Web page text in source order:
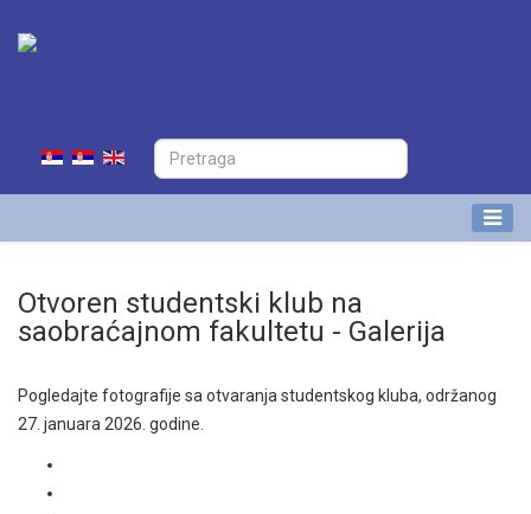
Otvoren studentski klub na
saobraćajnom fakultetu - Galerija
Pogledajte fotografije sa otvaranja studentskog kluba, održanog
27. januara 2026. godine.